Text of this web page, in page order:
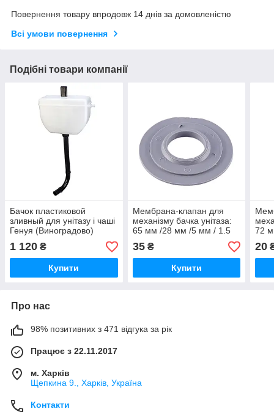
Повернення товару впродовж 14 днів за домовленістю
Всі умови повернення
Подібні товари компанії
Бачок пластиковой
зливный для унітазу і чаші
Генуя (Виноградово)
1 120 ₴
Купити
Мембрана-клапан для
механізму бачка унітаза:
65 мм /28 мм /5 мм / 1.5
35₴
Купити
72
20
Про нас
98% позитивних з 471 відгука за рік
Працює з 22.11.2017
м. Харків
Щепкина 9., Харків, Україна
Контакти